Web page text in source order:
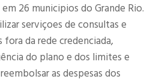
26 municipios do Grande Rio.
serviçoes de consultas e
da rede credenciada,
do plano e dos limites e
as despesas dos